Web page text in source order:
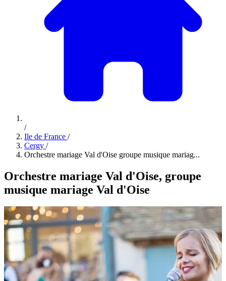
/
Ile de France /
Cergy /
Orchestre mariage Val d'Oise groupe musique mariag...
Orchestre mariage Val d'Oise, groupe
musique mariage Val d'Oise